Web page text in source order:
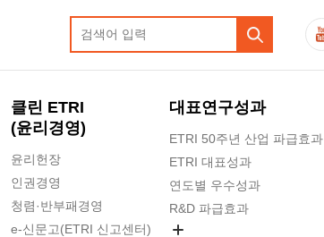
클린 ETRI
(윤리경영)
윤리헌장
인권경영
청렴·반부패경영
e-신문고(ETRI 신고센터)
대표연구성과
ETRI 50주년 산업 파급효과
ETRI 대표성과
연도별 우수성과
R&D 파급효과